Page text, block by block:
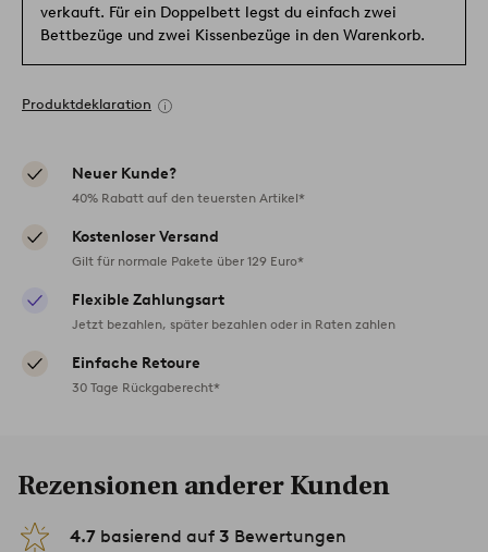
verkauft. Für ein Doppelbett legst du einfach zwei
Bettbezüge und zwei Kissenbezüge in den Warenkorb.
Produktdeklaration
Neuer Kunde?
40% Rabatt auf den teuersten Artikel*
Kostenloser Versand
Gilt für normale Pakete über 129 Euro*
Flexible Zahlungsart
Jetzt bezahlen, später bezahlen oder in Raten zahlen
Einfache Retoure
30 Tage Rückgaberecht*
Rezensionen anderer Kunden
4.7 basierend auf 3 Bewertungen